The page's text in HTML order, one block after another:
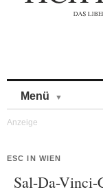
Menü
ESC IN WIEN
Sal-Da-